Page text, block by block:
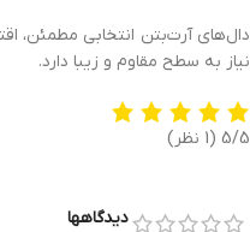
دال‌های آرت‌بتن انتخابی مطمئن،
نیاز به سطح مقاوم و زیبا دارد.
5/5 (1 نظر)
دیدگاهها